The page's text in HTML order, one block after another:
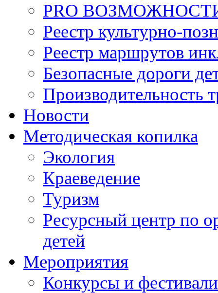
PRO
Реестр культурно-
Реестр маршрутов
Безопасные дороги
Производительность
Новости
Методическая копилка
Экология
Краеведение
Туризм
Ресурсный центр по
детей
Мероприятия
Конкурсы и фестивали